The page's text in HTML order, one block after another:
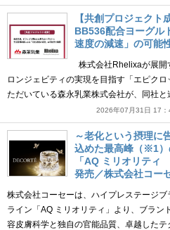
【共創プロジェク
BB536配合ヨーグル
速度の減速」の可能
株式会社Rhelixaが展開
ロンジェビティの実現を目指す「エピク
ただいている森永乳業株式会社が、同社
2026年07月31日 17：
～老化という摂理
込めた最高峰（※1）
「AQ ミリオリテ
発売／株式会社コー
株式会社コーセーは、ハイプレステージ
ライン「AQ ミリオリティ」より、ブラン
容皮膚科学と独自の官能品質、卓越した